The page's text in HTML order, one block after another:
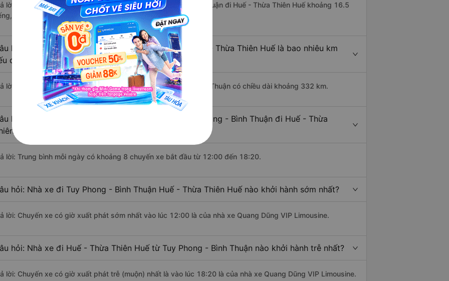
lời: Thời gian di chuyển bằng xe khách từ Tuy Phong - Bình Thuận đi Huế - Thừa Thiên Huế khoảng 16.5
nếu mật độ giao thông thuận lợi.
hỏi: Khoảng cách từ Tuy Phong - Bình Thuận đi Huế - Thừa Thiên Huế là bao nhiêu km
di chuyển bằng xe khách?
lời: Đoạn đường đi Huế - Thừa Thiên Huế từ Tuy Phong - Bình Thuận có chiều dài khoảng 332 km.
hỏi: Mỗi ngày có bao nhiêu chuyến xe khách Tuy Phong - Bình Thuận đi Huế - Thừa
Huế ?
lời: Trung bình mỗi ngày có khoảng 8 chuyến xe bắt đầu từ 12:00 đến 18:20.
hỏi: Nhà xe đi Tuy Phong - Bình Thuận Huế - Thừa Thiên Huế nào khởi hành sớm nhất?
lời: Chuyến xe có giờ xuất phát sớm nhất vào lúc 12:00 là của nhà xe Quang Dũng VIP Limousine.
hỏi: Nhà xe đi Huế - Thừa Thiên Huế từ Tuy Phong - Bình Thuận nào khởi hành trễ nhất?
lời: Chuyến xe có giờ xuất phát trễ (muộn) nhất là vào lúc 18:20 là của nhà xe Quang Dũng VIP Limousine.